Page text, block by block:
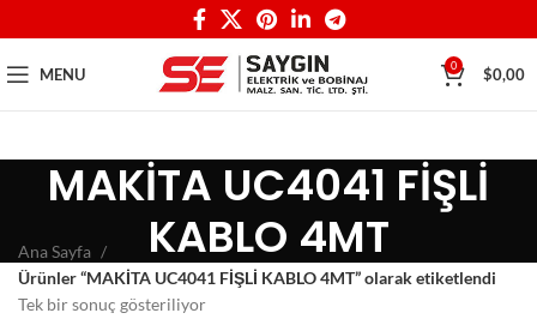
MENU 0 $0,00
MAKİTA UC4041 FİŞLİ
KABLO 4MT
Ana Sayfa
Ürünler “MAKİTA UC4041 FİŞLİ KABLO 4MT” olarak etiketlendi
Tek bir sonuç gösteriliyor